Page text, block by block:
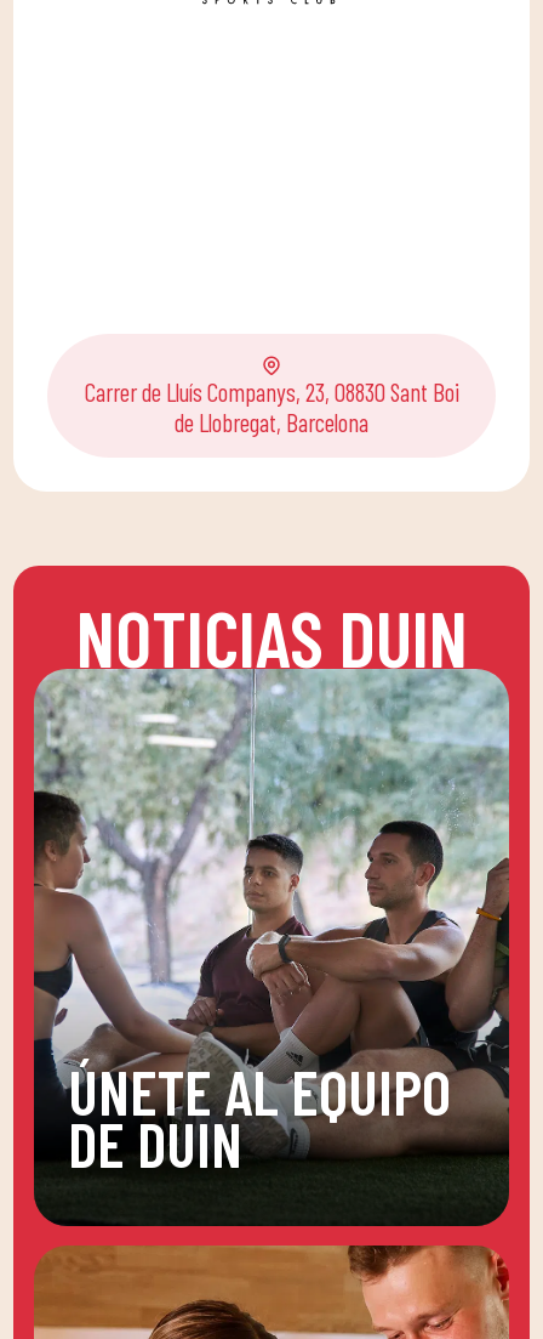
Carrer de Lluís Companys, 23, 08830 Sant Boi
de Llobregat, Barcelona
NOTICIAS DUIN
ÚNETE AL EQUIPO
DE DUIN